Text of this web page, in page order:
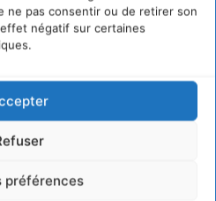
ne pas consentir ou de retirer son
négatif sur certaines
préférences
durable en faveur de
du vivant …